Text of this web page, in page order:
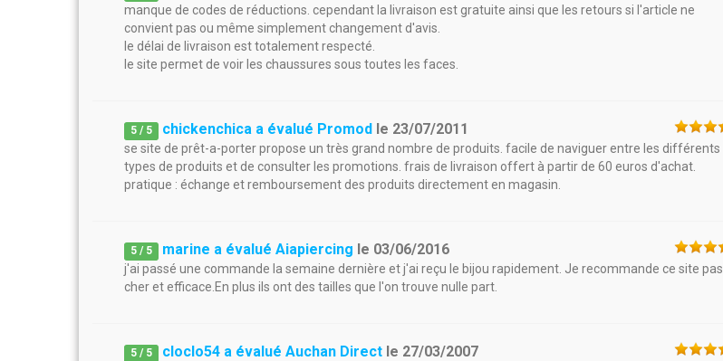
manque de codes de réductions. cependant la livraison est gratuite ainsi que les retours si l'article ne
convient pas ou même simplement changement d'avis.
le délai de livraison est totalement respecté.
le site permet de voir les chaussures sous toutes les faces.
5 / 5 chickenchica a évalué Promod le 23/07/2011
se site de prêt-a-porter propose un très grand nombre de produits. facile de naviguer entre les différents
types de produits et de consulter les promotions. frais de livraison offert à partir de 60 euros d'achat.
pratique : échange et remboursement des produits directement en magasin.
5 / 5 marine a évalué Aiapiercing le 03/06/2016
j'ai passé une commande la semaine dernière et j'ai reçu le bijou rapidement. Je recommande ce site pas
cher et efficace.En plus ils ont des tailles que l'on trouve nulle part.
5 / 5 cloclo54 a évalué Auchan Direct le 27/03/2007